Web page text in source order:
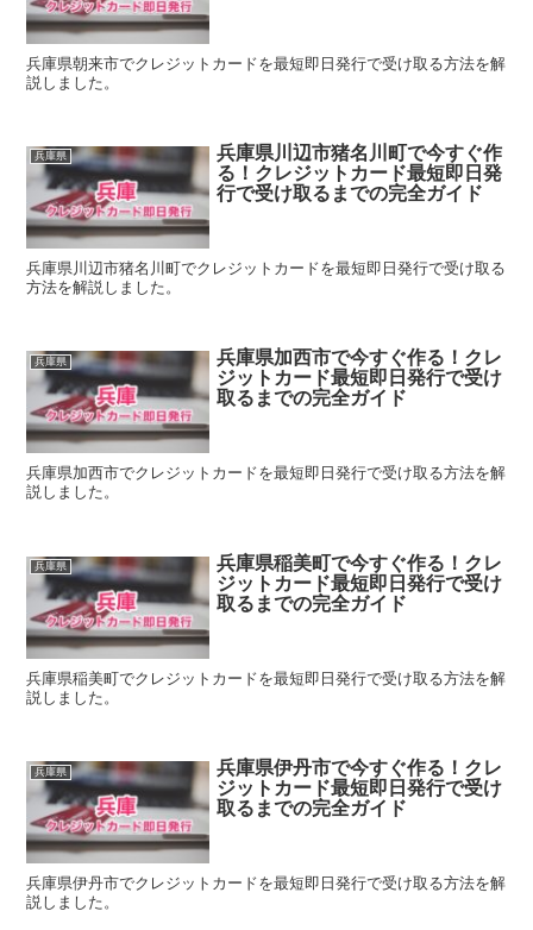
兵庫県朝来市でクレジットカードを最短即日発行で受け取る方法を解
説しました。
兵庫県
兵庫県川辺市猪名川町で今すぐ作
る！クレジットカード最短即日発
行で受け取るまでの完全ガイド
兵庫県川辺市猪名川町でクレジットカードを最短即日発行で受け取る
方法を解説しました。
兵庫県
兵庫県加西市で今すぐ作る！クレ
ジットカード最短即日発行で受け
取るまでの完全ガイド
兵庫県加西市でクレジットカードを最短即日発行で受け取る方法を解
説しました。
兵庫県
兵庫県稲美町で今すぐ作る！クレ
ジットカード最短即日発行で受け
取るまでの完全ガイド
兵庫県稲美町でクレジットカードを最短即日発行で受け取る方法を解
説しました。
兵庫県
兵庫県伊丹市で今すぐ作る！クレ
ジットカード最短即日発行で受け
取るまでの完全ガイド
兵庫県伊丹市でクレジットカードを最短即日発行で受け取る方法を解
説しました。